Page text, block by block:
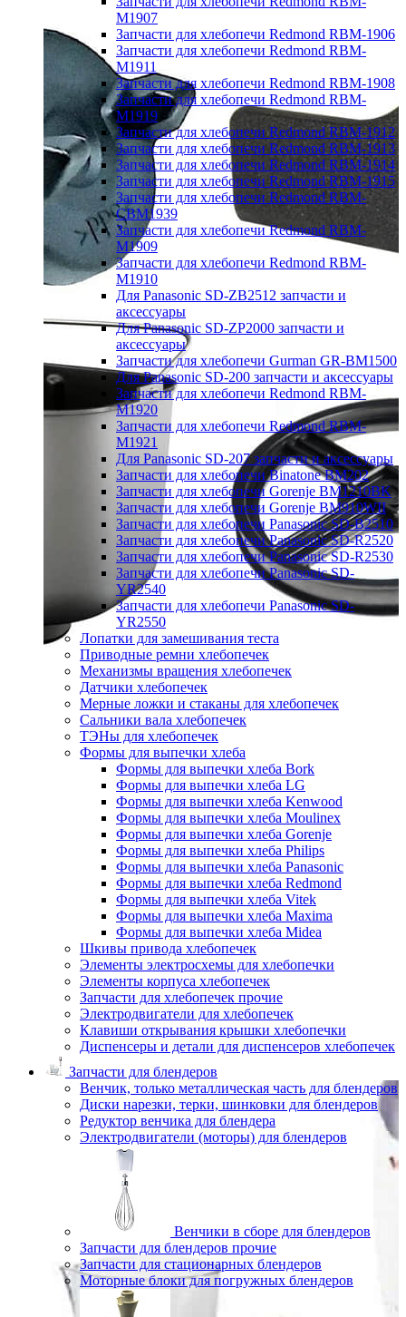
M1907
Запчасти для хлебопечи Redmond RBM-1906
Запчасти для хлебопечи Redmond RBM-
M1911
Запчасти для хлебопечи Redmond RBM-1908
Запчасти для хлебопечи Redmond RBM-
M1919
Запчасти для хлебопечи Redmond RBM-1912
Запчасти для хлебопечи Redmond RBM-1913
Запчасти для хлебопечи Redmond RBM-1914
Запчасти для хлебопечи Redmond RBM-1915
Запчасти для хлебопечи Redmond RBM-
CBM1939
Запчасти для хлебопечи Redmond RBM-
M1909
Запчасти для хлебопечи Redmond RBM-
M1910
Для Panasonic SD-ZB2512 запчасти и
аксессуары
Для Panasonic SD-ZP2000 запчасти и
аксессуары
Запчасти для хлебопечи Gurman GR-BM1500
Для Panasonic SD-200 запчасти и аксессуары
Запчасти для хлебопечи Redmond RBM-
M1920
Запчасти для хлебопечи Redmond RBM-
M1921
Для Panasonic SD-207 запчасти и аксессуары
Запчасти для хлебопечи Binatone BM202
Запчасти для хлебопечи Gorenje BM1210BK
Запчасти для хлебопечи Gorenje BM910WII
Запчасти для хлебопечи Panasonic SD-B2510
Запчасти для хлебопечи Panasonic SD-R2520
Запчасти для хлебопечи Panasonic SD-R2530
Запчасти для хлебопечи Panasonic SD-
YR2540
Запчасти для хлебопечи Panasonic SD-
YR2550
Лопатки для замешивания теста
Приводные ремни хлебопечек
Механизмы вращения хлебопечек
Датчики хлебопечек
Мерные ложки и стаканы для хлебопечек
Сальники вала хлебопечек
ТЭНы для хлебопечек
Формы для выпечки хлеба
Формы для выпечки хлеба Bork
Формы для выпечки хлеба LG
Формы для выпечки хлеба Kenwood
Формы для выпечки хлеба Moulinex
Формы для выпечки хлеба Gorenje
Формы для выпечки хлеба Philips
Формы для выпечки хлеба Panasonic
Формы для выпечки хлеба Redmond
Формы для выпечки хлеба Vitek
Формы для выпечки хлеба Maxima
Формы для выпечки хлеба Midea
Шкивы привода хлебопечек
Элементы электросхемы для хлебопечки
Элементы корпуса хлебопечек
Запчасти для хлебопечек прочие
Электродвигатели для хлебопечек
Клавиши открывания крышки хлебопечки
Диспенсеры и детали для диспенсеров хлебопечек
Запчасти для блендеров
Венчик, только металлическая часть для блендеров
Диски нарезки, терки, шинковки для блендеров
Редуктор венчика для блендера
Электродвигатели (моторы) для блендеров
Венчики в сборе для блендеров
Запчасти для блендеров прочие
Запчасти для стационарных блендеров
Моторные блоки для погружных блендеров